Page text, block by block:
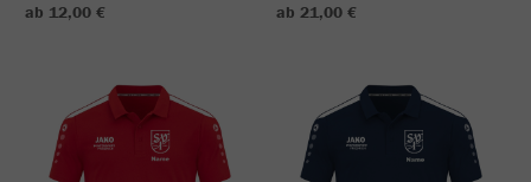
ab 12,00 €
ab 21,00 €